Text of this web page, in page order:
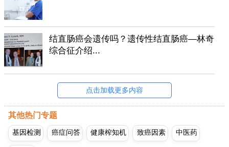
结直肠癌会遗传吗？遗传性结直肠癌—林奇
综合征介绍...
点击加载更多内容
其他热门专题
基因检测 癌症问答 健康榨知机 致癌因素 中医药